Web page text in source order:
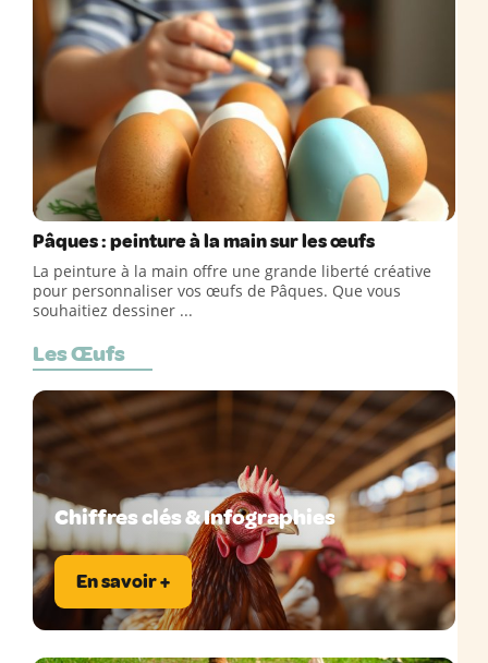
Pâques : peinture à la main sur les œufs
La peinture à la main offre une grande liberté créative
pour personnaliser vos œufs de Pâques. Que vous
souhaitiez dessiner ...
Les Œufs
Chiffres clés & Infographies
En savoir +